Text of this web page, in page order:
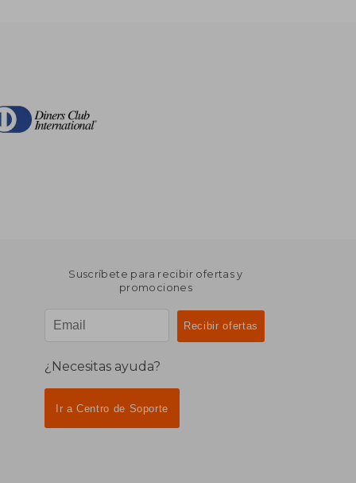
Suscríbete para recibir ofertas y
promociones
¿Necesitas ayuda?
Ir a Centro de Soporte